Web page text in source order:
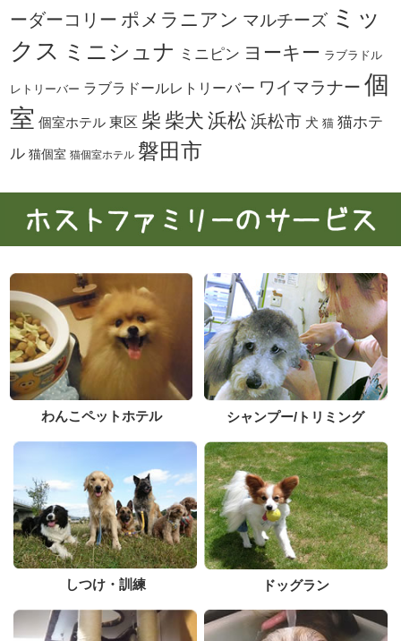
ーダーコリー ポメラニアン マルチーズ ミッ
クス ミニシュナ ミニピン ヨーキー ラブラドル
レトリーバー ラブラドールレトリーバー ワイマラナー 個
室 個室ホテル 東区 柴 柴犬 浜松 浜松市 犬 猫 猫ホテ
ル 猫個室 猫個室ホテル 磐田市
わんこペットホテル シャンプー/トリミング
しつけ・訓練 ドッグラン